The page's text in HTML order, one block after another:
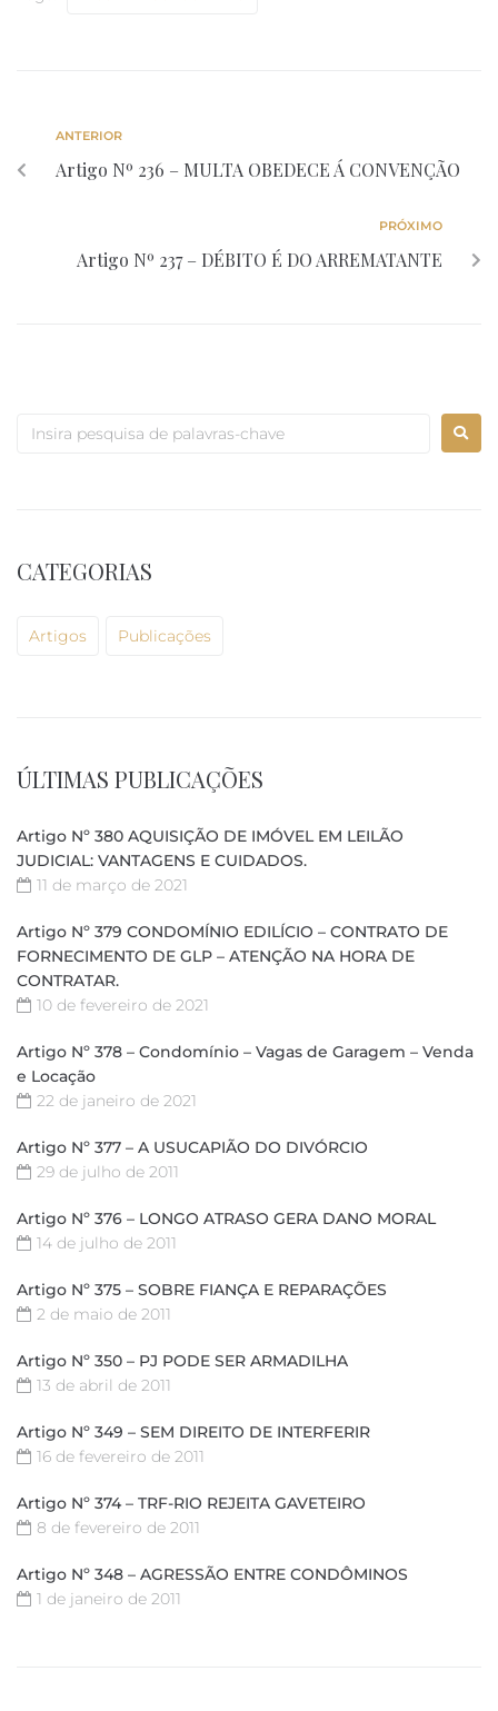
ANTERIOR
Artigo Nº 236 – MULTA OBEDECE Á CONVENÇÃO
PRÓXIMO
Artigo Nº 237 – DÉBITO É DO ARREMATANTE
CATEGORIAS
Artigos Publicações
ÚLTIMAS PUBLICAÇÕES
Artigo Nº 380 AQUISIÇÃO DE IMÓVEL EM LEILÃO
JUDICIAL: VANTAGENS E CUIDADOS.
11 de março de 2021
Artigo Nº 379 CONDOMÍNIO EDILÍCIO – CONTRATO DE
FORNECIMENTO DE GLP – ATENÇÃO NA HORA DE
CONTRATAR.
10 de fevereiro de 2021
Artigo Nº 378 – Condomínio – Vagas de Garagem – Venda
e Locação
22 de janeiro de 2021
Artigo Nº 377 – A USUCAPIÃO DO DIVÓRCIO
29 de julho de 2011
Artigo Nº 376 – LONGO ATRASO GERA DANO MORAL
14 de julho de 2011
Artigo Nº 375 – SOBRE FIANÇA E REPARAÇÕES
2 de maio de 2011
Artigo Nº 350 – PJ PODE SER ARMADILHA
13 de abril de 2011
Artigo Nº 349 – SEM DIREITO DE INTERFERIR
16 de fevereiro de 2011
Artigo Nº 374 – TRF-RIO REJEITA GAVETEIRO
8 de fevereiro de 2011
Artigo Nº 348 – AGRESSÃO ENTRE CONDÔMINOS
1 de janeiro de 2011